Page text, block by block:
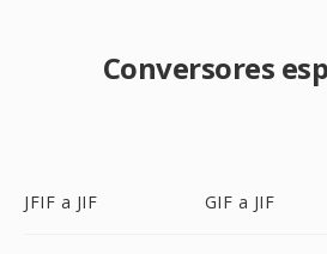
Conversores
JFIF a JIF GIF a JIF